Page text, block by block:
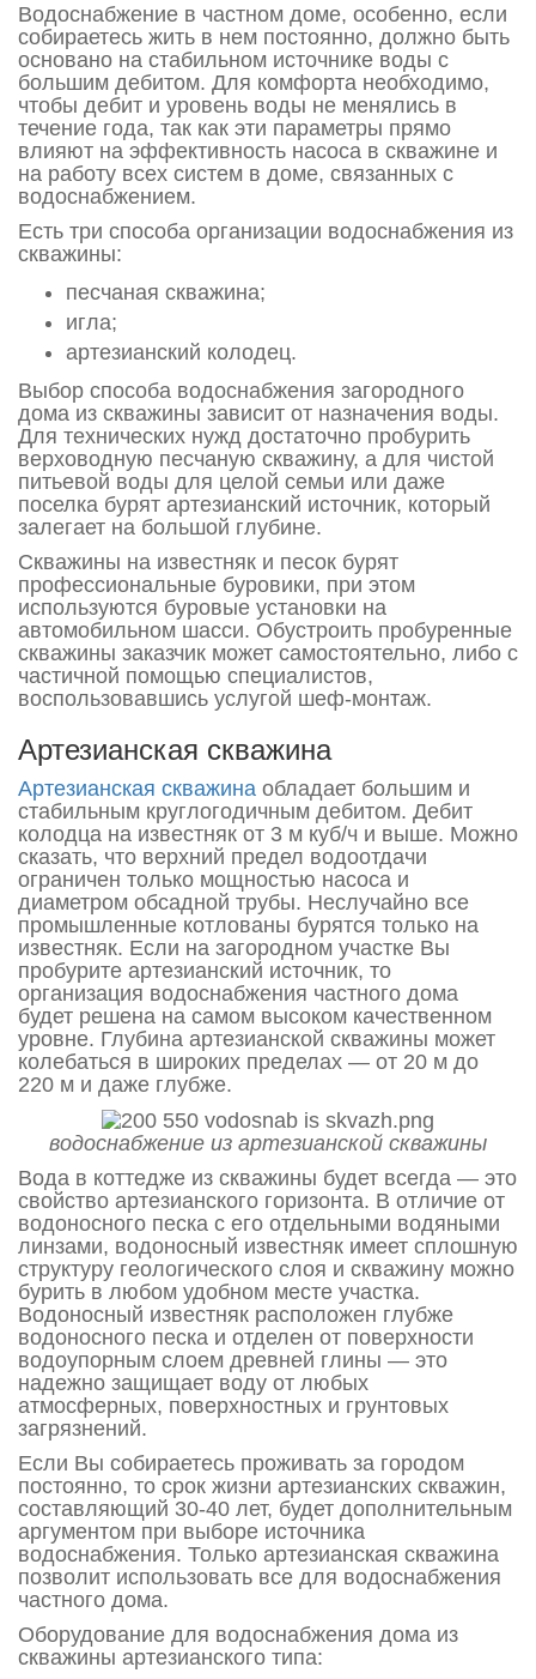
Водоснабжение в частном доме, особенно, если
собираетесь жить в нем постоянно, должно быть
основано на стабильном источнике воды с
большим дебитом. Для комфорта необходимо,
чтобы дебит и уровень воды не менялись в
течение года, так как эти параметры прямо
влияют на эффективность насоса в скважине и
на работу всех систем в доме, связанных с
водоснабжением.
Есть три способа организации водоснабжения из
скважины:
песчаная скважина;
игла;
артезианский колодец.
Выбор способа водоснабжения загородного
дома из скважины зависит от назначения воды.
Для технических нужд достаточно пробурить
верховодную песчаную скважину, а для чистой
питьевой воды для целой семьи или даже
поселка бурят артезианский источник, который
залегает на большой глубине.
Скважины на известняк и песок бурят
профессиональные буровики, при этом
используются буровые установки на
автомобильном шасси. Обустроить пробуренные
скважины заказчик может самостоятельно, либо с
частичной помощью специалистов,
воспользовавшись услугой шеф-монтаж.
Артезианская скважина
Артезианская скважина обладает большим и
стабильным круглогодичным дебитом. Дебит
колодца на известняк от 3 м куб/ч и выше. Можно
сказать, что верхний предел водоотдачи
ограничен только мощностью насоса и
диаметром обсадной трубы. Неслучайно все
промышленные котлованы бурятся только на
известняк. Если на загородном участке Вы
пробурите артезианский источник, то
организация водоснабжения частного дома
будет решена на самом высоком качественном
уровне. Глубина артезианской скважины может
колебаться в широких пределах — от 20 м до
220 м и даже глубже.
водоснабжение из артезианской скважины
Вода в коттедже из скважины будет всегда — это
свойство артезианского горизонта. В отличие от
водоносного песка с его отдельными водяными
линзами, водоносный известняк имеет сплошную
структуру геологического слоя и скважину можно
бурить в любом удобном месте участка.
Водоносный известняк расположен глубже
водоносного песка и отделен от поверхности
водоупорным слоем древней глины — это
надежно защищает воду от любых
атмосферных, поверхностных и грунтовых
загрязнений.
Если Вы собираетесь проживать за городом
постоянно, то срок жизни артезианских скважин,
составляющий 30-40 лет, будет дополнительным
аргументом при выборе источника
водоснабжения. Только артезианская скважина
позволит использовать все для водоснабжения
частного дома.
Оборудование для водоснабжения дома из
скважины артезианского типа: